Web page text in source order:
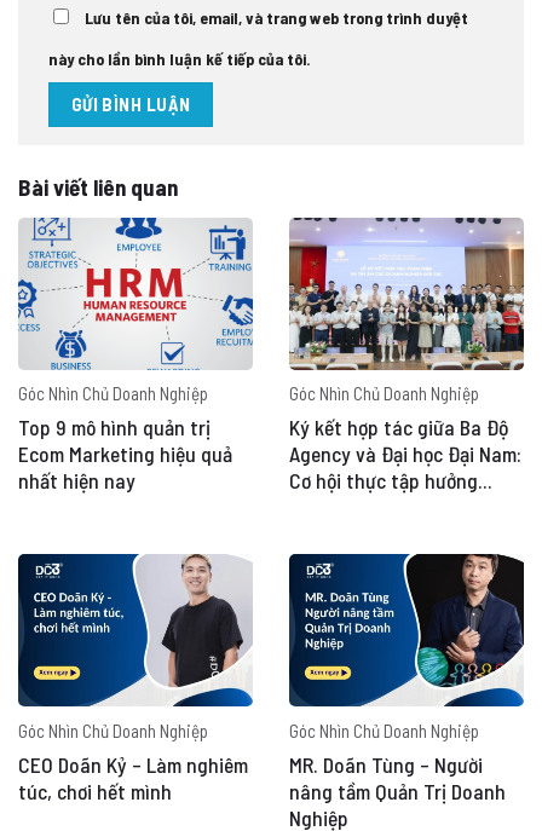
Lưu tên của tôi, email, và trang web trong trình duyệt
này cho lần bình luận kế tiếp của tôi.
Bài viết liên quan
Góc Nhìn Chủ Doanh Nghiệp
Top 9 mô hình quản trị
Ecom Marketing hiệu quả
nhất hiện nay
Góc Nhìn Chủ Doanh Nghiệp
Ký kết hợp tác giữa Ba Độ
Agency và Đại học Đại Nam:
Cơ hội thực tập hưởng
Góc Nhìn Chủ Doanh Nghiệp
CEO Doãn Kỷ – Làm nghiêm
túc, chơi hết mình
Góc Nhìn Chủ Doanh Nghiệp
MR. Doãn Tùng – Người
nâng tầm Quản Trị Doanh
Nghiệp